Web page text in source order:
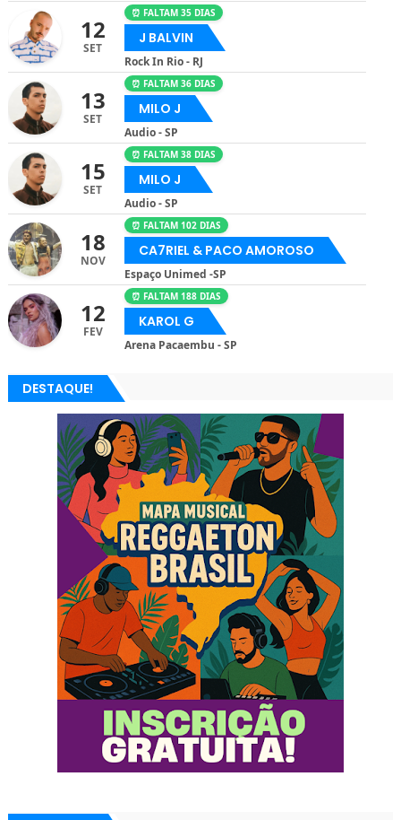
12
SET
⏰ FALTAM 35 DIAS
J BALVIN
Rock In Rio - RJ
13
SET
⏰ FALTAM 36 DIAS
MILO J
Audio - SP
15
SET
⏰ FALTAM 38 DIAS
MILO J
Audio - SP
18
NOV
⏰ FALTAM 102 DIAS
CA7RIEL & PACO AMOROSO
Espaço Unimed -SP
12
FEV
⏰ FALTAM 188 DIAS
KAROL G
Arena Pacaembu - SP
DESTAQUE!